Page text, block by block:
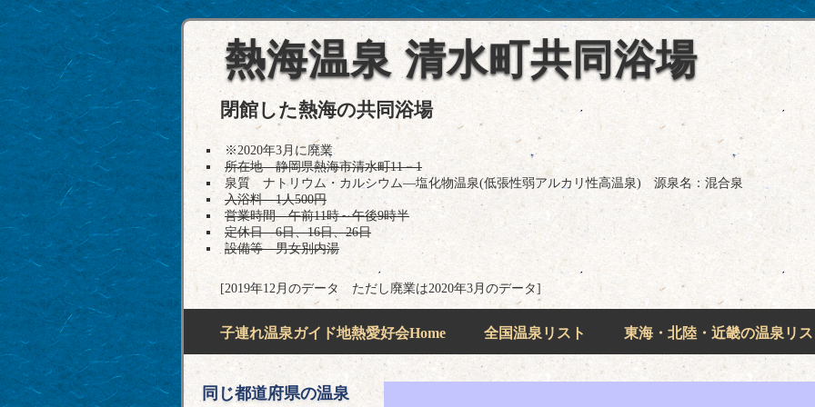
熱海温泉 清水町共同浴場
閉館した熱海の共同浴場
※2020年3月に廃業
所在地 静岡県熱海市清水町11－1
泉質 ナトリウム・カルシウム―塩化物温泉(低張性弱アルカリ性高温泉) 源泉名：混合泉
入浴料 1人500円
営業時間 午前11時～午後9時半
定休日 6日、16日、26日
設備等 男女別内湯
[2019年12月のデータ ただし廃業は2020年3月のデータ]
子連れ温泉ガイド地熱愛好会Home 全国温泉リスト 東海・北陸・近畿の温泉リ
同じ都道府県の温泉